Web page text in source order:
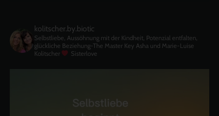
kolitscher.by.biotic
Selbstliebe, Aussöhnung mit der Kindheit, Potenzial entfalten,
glückliche Beziehung-The Master Key Asha und Marie-Luise
Kolitscher
Sisterlove